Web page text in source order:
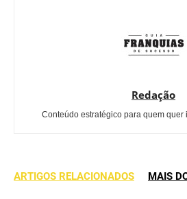
Redação
Conteúdo estratégico para quem quer
ARTIGOS RELACIONADOS MAIS